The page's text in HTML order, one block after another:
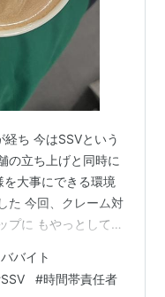
ち 今はSSVという
の立ち上げと同時に
大事にできる環境
た 今回、クレーム対
プに もやっとしてし
めるためには 自分
直す良いきっかけに
バイト
SSV #時間帯責任者